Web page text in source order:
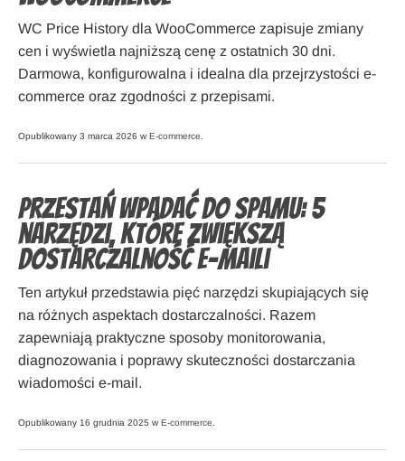
WC Price History dla WooCommerce zapisuje zmiany
cen i wyświetla najniższą cenę z ostatnich 30 dni.
Darmowa, konfigurowalna i idealna dla przejrzystości e-
commerce oraz zgodności z przepisami.
Opublikowany 3 marca 2026 w E-commerce
Przestań wpadać do spamu: 5
narzędzi, które zwiększą
dostarczalność e-maili
Ten artykuł przedstawia pięć narzędzi skupiających się
na różnych aspektach dostarczalności. Razem
zapewniają praktyczne sposoby monitorowania,
diagnozowania i poprawy skuteczności dostarczania
wiadomości e-mail.
Opublikowany 16 grudnia 2025 w E-commerce